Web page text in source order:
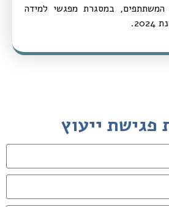
במסגרת מפגשי למידה
פגישת ייעוץ